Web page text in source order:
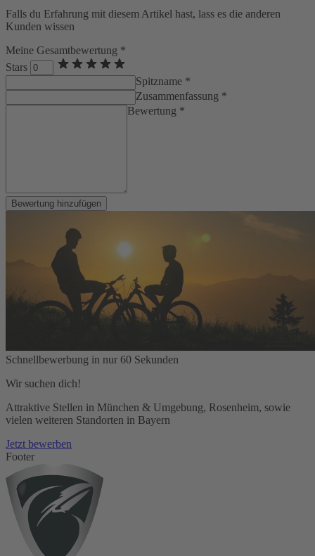
Falls du Erfahrung mit diesem Artikel hast, lass es die anderen
Kunden wissen
Meine Gesamtbewertung *
Stars
Spitzname *
Zusammenfassung *
Bewertung *
Bewertung hinzufügen
Schnellbewerbung in nur 60 Sekunden
Wir suchen dich!
Attraktive Stellen in München & Umgebung, Rosenheim, sowie
vielen weiteren Standorten in Bayern
Jetzt bewerben
Footer